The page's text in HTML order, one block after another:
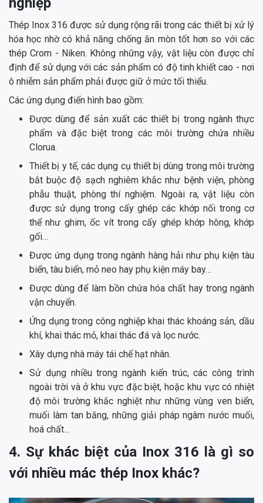
Thép Inox 316 được sử dụng rộng rãi trong các thiết bị xử lý
hóa học nhờ có khả năng chống ăn mòn tốt hơn so với các
thép Crom - Niken. Không những vậy, vật liệu còn được chỉ
định để sử dụng với các sản phẩm có độ tinh khiết cao - nơi
ô nhiễm sản phẩm phải được giữ ở mức tối thiểu.
Các ứng dụng điển hình bao gồm:
Được dùng để sản xuất các thiết bị trong ngành thực
phẩm và đặc biệt trong các môi trường chứa nhiều
Clorua.
Thiết bị y tế, các dụng cụ thiết bị dùng trong môi trường
bắt buộc độ sạch nghiêm khắc như bệnh viện, phòng
phẫu thuật, phòng thí nghiệm. Ngoài ra, vật liệu còn
được sử dụng trong cấy ghép các khớp nối trong cơ
thể như ghim, ốc vít trong cấy ghép khớp hông, khớp
gối…
Được ứng dụng trong ngành hàng hải như phụ kiện tàu
biển, tàu biển, mỏ neo hay phụ kiện máy bay…
Được dùng để làm bồn chứa hóa chất hay trong ngành
vận chuyển.
Ứng dụng trong công nghiệp khai thác khoáng sản, dầu
khí, khai thác mỏ, khai thác đá và lọc nước.
Xây dựng nhà máy tái chế hạt nhân.
Sử dụng nhiều trong ngành kiến trúc, các công trình
ngoài trời và ở khu vực đặc biệt, hoặc khu vực có nhiệt
độ môi trường khắc nghiệt như những vùng ven biển,
muối làm tan băng, những giải pháp ngâm nước muối,
hoá chất…
4. Sự khác biệt của Inox 316 là gì so
với nhiều mác thép Inox khác?